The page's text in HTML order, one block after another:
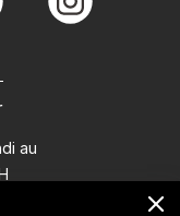
au
instagram